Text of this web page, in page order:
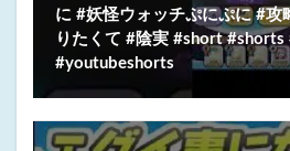
に #妖怪ウォッチぷにぷに #攻
りたくて #陰実 #short
#youtubeshorts